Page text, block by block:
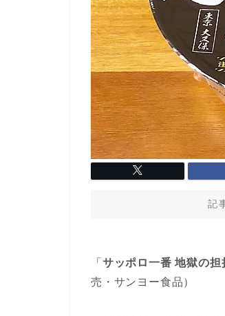
記
「 サッポロ一番 地獄の
売・サンヨー食品）